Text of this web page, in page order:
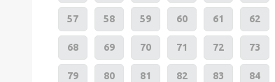
57 58 59 60 61 62
68 69 70 71 72 73
79 80 81 82 83 84